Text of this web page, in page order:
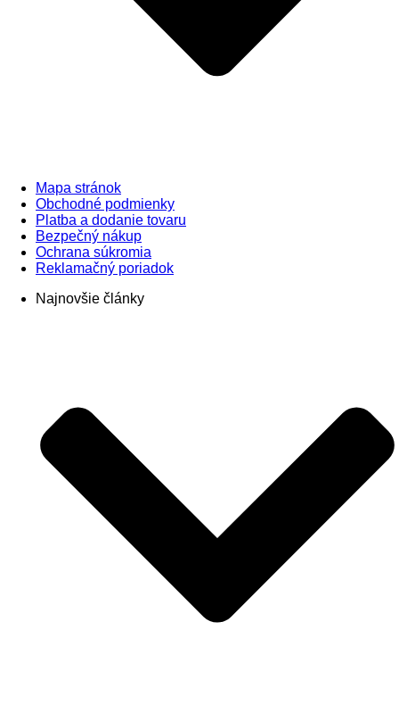
Mapa stránok
Obchodné podmienky
Platba a dodanie tovaru
Bezpečný nákup
Ochrana súkromia
Reklamačný poriadok
Najnovšie články